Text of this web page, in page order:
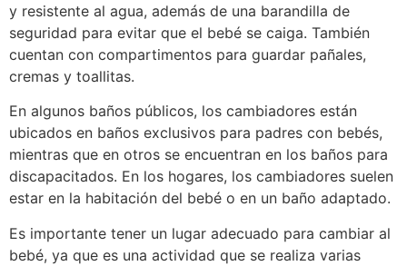
y resistente al agua, además de una barandilla de
seguridad para evitar que el bebé se caiga. También
cuentan con compartimentos para guardar pañales,
cremas y toallitas.
En algunos baños públicos, los cambiadores están
ubicados en baños exclusivos para padres con bebés,
mientras que en otros se encuentran en los baños para
discapacitados. En los hogares, los cambiadores suelen
estar en la habitación del bebé o en un baño adaptado.
Es importante tener un lugar adecuado para cambiar al
bebé, ya que es una actividad que se realiza varias